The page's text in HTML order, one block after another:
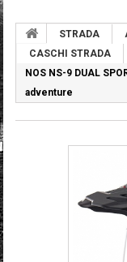
STRADA
CASCHI STRADA
NOS NS-9 DUAL
adventure